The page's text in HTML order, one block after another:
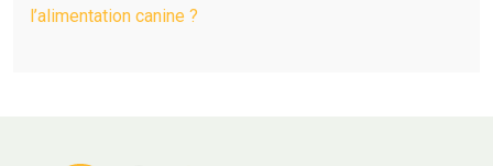
l’alimentation canine ?